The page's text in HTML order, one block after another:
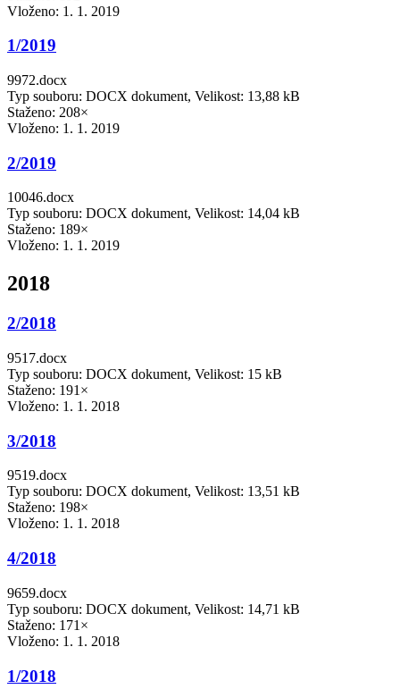
Vloženo: 1. 1. 2019
1/2019
9972.docx
Typ souboru: DOCX dokument, Velikost: 13,88 kB
Staženo: 208×
Vloženo: 1. 1. 2019
2/2019
10046.docx
Typ souboru: DOCX dokument, Velikost: 14,04 kB
Staženo: 189×
Vloženo: 1. 1. 2019
2018
2/2018
9517.docx
Typ souboru: DOCX dokument, Velikost: 15 kB
Staženo: 191×
Vloženo: 1. 1. 2018
3/2018
9519.docx
Typ souboru: DOCX dokument, Velikost: 13,51 kB
Staženo: 198×
Vloženo: 1. 1. 2018
4/2018
9659.docx
Typ souboru: DOCX dokument, Velikost: 14,71 kB
Staženo: 171×
Vloženo: 1. 1. 2018
1/2018